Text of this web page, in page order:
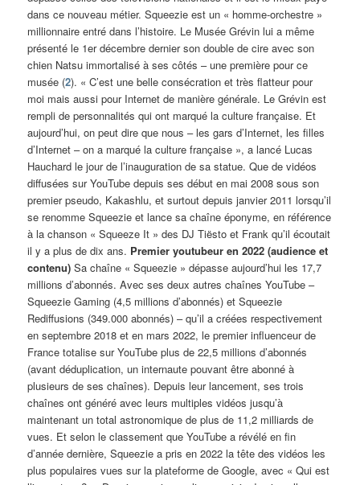
dans ce nouveau métier. Squeezie est un « homme-orchestre »
millionnaire entré dans l’histoire. Le Musée Grévin lui a même
présenté le 1er décembre dernier son double de cire avec son
chien Natsu immortalisé à ses côtés – une première pour ce
musée (2). « C’est une belle consécration et très flatteur pour
moi mais aussi pour Internet de manière générale. Le Grévin est
rempli de personnalités qui ont marqué la culture française. Et
aujourd’hui, on peut dire que nous – les gars d’Internet, les filles
d’Internet – on a marqué la culture française », a lancé Lucas
Hauchard le jour de l’inauguration de sa statue. Que de vidéos
diffusées sur YouTube depuis ses début en mai 2008 sous son
premier pseudo, Kakashlu, et surtout depuis janvier 2011 lorsqu’il
se renomme Squeezie et lance sa chaîne éponyme, en référence
à la chanson « Squeeze It » des DJ Tiësto et Frank qu’il écoutait
il y a plus de dix ans. Premier youtubeur en 2022 (audience et
contenu) Sa chaîne « Squeezie » dépasse aujourd’hui les 17,7
millions d’abonnés. Avec ses deux autres chaînes YouTube –
Squeezie Gaming (4,5 millions d’abonnés) et Squeezie
Rediffusions (349.000 abonnés) – qu’il a créées respectivement
en septembre 2018 et en mars 2022, le premier influenceur de
France totalise sur YouTube plus de 22,5 millions d’abonnés
(avant déduplication, un internaute pouvant être abonné à
plusieurs de ses chaînes). Depuis leur lancement, ses trois
chaînes ont généré avec leurs multiples vidéos jusqu’à
maintenant un total astronomique de plus de 11,2 milliards de
vues. Et selon le classement que YouTube a révélé en fin
d’année dernière, Squeezie a pris en 2022 la tête des vidéos les
plus populaires vues sur la plateforme de Google, avec « Qui est